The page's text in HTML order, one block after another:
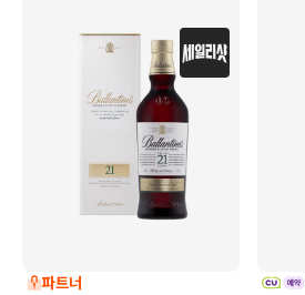
파트너